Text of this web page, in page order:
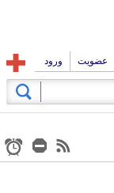
عضویت ورود